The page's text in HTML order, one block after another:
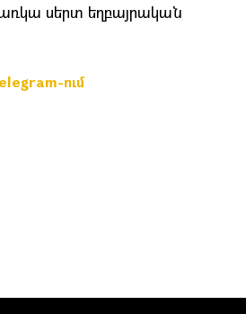
առկա սերտ եղբայրական
ում